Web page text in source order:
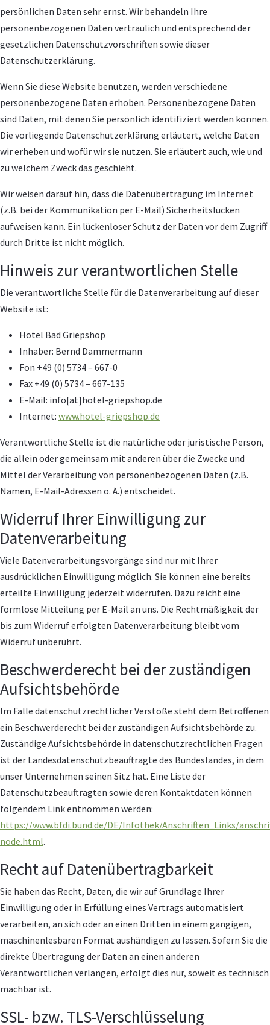
persönlichen Daten sehr ernst. Wir behandeln Ihre
personenbezogenen Daten vertraulich und entsprechend der
gesetzlichen Datenschutzvorschriften sowie dieser
Datenschutzerklärung.
Wenn Sie diese Website benutzen, werden verschiedene
personenbezogene Daten erhoben. Personenbezogene Daten
sind Daten, mit denen Sie persönlich identifiziert werden können.
Die vorliegende Datenschutzerklärung erläutert, welche Daten
wir erheben und wofür wir sie nutzen. Sie erläutert auch, wie und
zu welchem Zweck das geschieht.
Wir weisen darauf hin, dass die Datenübertragung im Internet
(z.B. bei der Kommunikation per E-Mail) Sicherheitslücken
aufweisen kann. Ein lückenloser Schutz der Daten vor dem Zugriff
durch Dritte ist nicht möglich.
Hinweis zur verantwortlichen Stelle
Die verantwortliche Stelle für die Datenverarbeitung auf dieser
Website ist:
Hotel Bad Griepshop
Inhaber: Bernd Dammermann
Fon +49 (0) 5734 – 667-0
Fax +49 (0) 5734 – 667-135
E-Mail: info[at]hotel-griepshop.de
Internet: www.hotel-griepshop.de
Verantwortliche Stelle ist die natürliche oder juristische Person,
die allein oder gemeinsam mit anderen über die Zwecke und
Mittel der Verarbeitung von personenbezogenen Daten (z.B.
Namen, E-Mail-Adressen o. Ä.) entscheidet.
Widerruf Ihrer Einwilligung zur
Datenverarbeitung
Viele Datenverarbeitungsvorgänge sind nur mit Ihrer
ausdrücklichen Einwilligung möglich. Sie können eine bereits
erteilte Einwilligung jederzeit widerrufen. Dazu reicht eine
formlose Mitteilung per E-Mail an uns. Die Rechtmäßigkeit der
bis zum Widerruf erfolgten Datenverarbeitung bleibt vom
Widerruf unberührt.
Beschwerderecht bei der zuständigen
Aufsichtsbehörde
Im Falle datenschutzrechtlicher Verstöße steht dem Betroffenen
ein Beschwerderecht bei der zuständigen Aufsichtsbehörde zu.
Zuständige Aufsichtsbehörde in datenschutzrechtlichen Fragen
ist der Landesdatenschutzbeauftragte des Bundeslandes, in dem
unser Unternehmen seinen Sitz hat. Eine Liste der
Datenschutzbeauftragten sowie deren Kontaktdaten können
folgendem Link entnommen werden:
https://www.bfdi.bund.de/DE/Infothek/Anschriften_Links/
node.html.
Recht auf Datenübertragbarkeit
Sie haben das Recht, Daten, die wir auf Grundlage Ihrer
Einwilligung oder in Erfüllung eines Vertrags automatisiert
verarbeiten, an sich oder an einen Dritten in einem gängigen,
maschinenlesbaren Format aushändigen zu lassen. Sofern Sie die
direkte Übertragung der Daten an einen anderen
Verantwortlichen verlangen, erfolgt dies nur, soweit es technisch
machbar ist.
SSL- bzw. TLS-Verschlüsselung